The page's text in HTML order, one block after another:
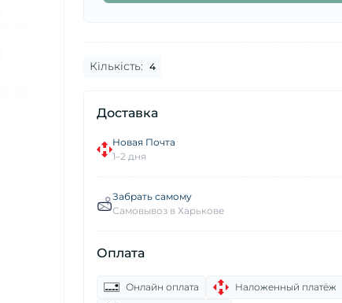
Кількість: 4
Доставка
Новая Почта
1–2 дня
Забрать самому
Самовывоз в Харькове
Оплата
Онлайн оплата
Наложенный платёж